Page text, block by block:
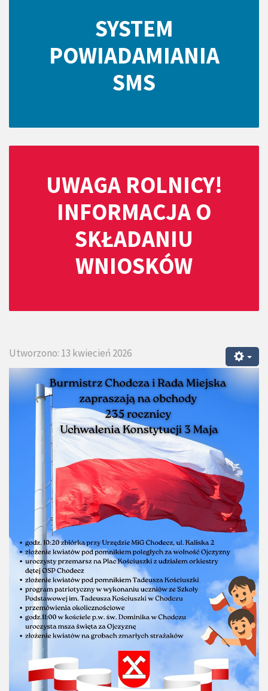
SYSTEM
POWIADAMIANIA
SMS
UWAGA ROLNICY!
INFORMACJA O
SKŁADANIU
WNIOSKÓW
Utworzono: 13 kwiecień 2026